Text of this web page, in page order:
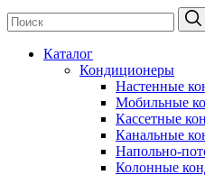
Каталог
Кондиционеры
Настенные
Мобильные
Кассетные
Канальные
Напольно-
Колонные